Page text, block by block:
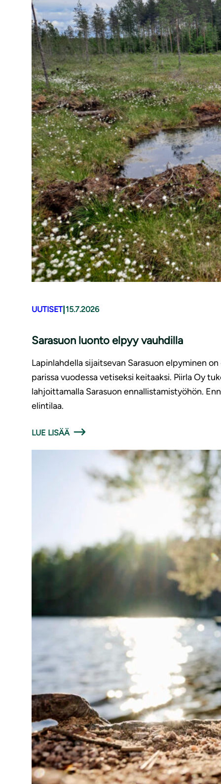
UUTISET|15.7.2026
Sarasuon luonto elpyy vauhdilla
Lapinlahdella sijaitsevan Sarasuon elpyminen
parissa vuodessa vetiseksi keitaaksi. Piirla Oy
lahjoittamalla Sarasuon ennallistamistyöhön.
elintilaa.
LUE LISÄÄ